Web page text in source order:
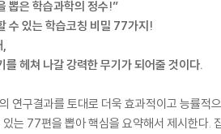
뽑은 학습과학의 정수!”
수 있는 학습코칭 비밀 77가지!
,
헤쳐 나갈 강력한 무기가 되어줄 것이다.
연구결과를 토대로 더욱 효과적이고 능률
는 77편을 뽑아 핵심을 요약해서 제시한다.